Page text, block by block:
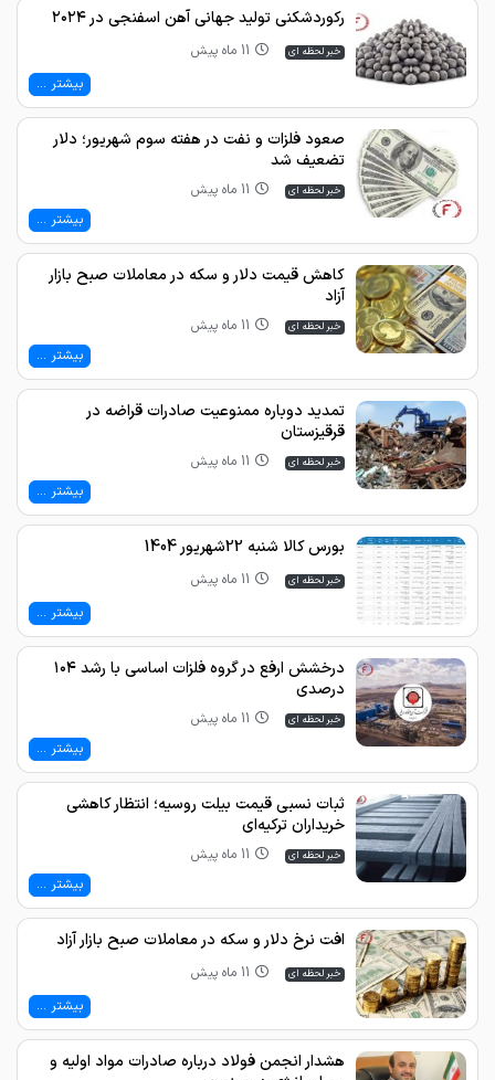
رکوردشکنی تولید جهانی آهن اسفنجی در ۲۰۲۴
خبر لحظه ای
11 ماه پیش
بیشتر ...
صعود فلزات و نفت در هفته سوم شهریور؛ دلار
تضعیف شد
خبر لحظه ای
11 ماه پیش
بیشتر ...
کاهش قیمت دلار و سکه در معاملات صبح بازار
آزاد
خبر لحظه ای
11 ماه پیش
بیشتر ...
تمدید دوباره ممنوعیت صادرات قراضه در
قرقیزستان
خبر لحظه ای
11 ماه پیش
بیشتر ...
بورس کالا شنبه 22شهریور 1404
خبر لحظه ای
11 ماه پیش
بیشتر ...
درخشش ارفع در گروه فلزات اساسی با رشد ۱۰۴
درصدی
خبر لحظه ای
11 ماه پیش
بیشتر ...
ثبات نسبی قیمت بیلت روسیه؛ انتظار کاهشی
خریداران ترکیه‌ای
خبر لحظه ای
11 ماه پیش
بیشتر ...
افت نرخ دلار و سکه در معاملات صبح بازار آزاد
خبر لحظه ای
11 ماه پیش
بیشتر ...
هشدار انجمن فولاد درباره صادرات مواد اولیه و